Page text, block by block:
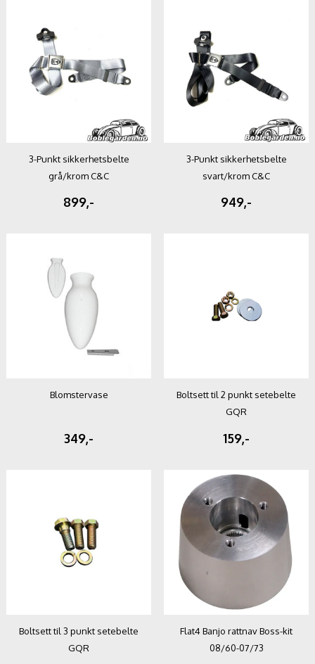
3-Punkt sikkerhetsbelte
grå/krom C&C
899,-
3-Punkt sikkerhetsbelte
svart/krom C&C
949,-
Blomstervase
349,-
Boltsett til 2 punkt setebelte
GQR
159,-
Boltsett til 3 punkt setebelte
GQR
Flat4 Banjo rattnav Boss-kit
08/60-07/73